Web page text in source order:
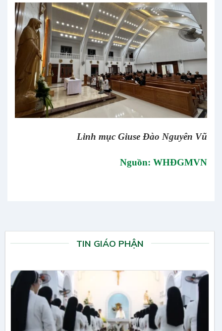
Linh mục Giuse Đào Nguyên Vũ
Nguồn: WHĐGMVN
TIN GIÁO PHẬN